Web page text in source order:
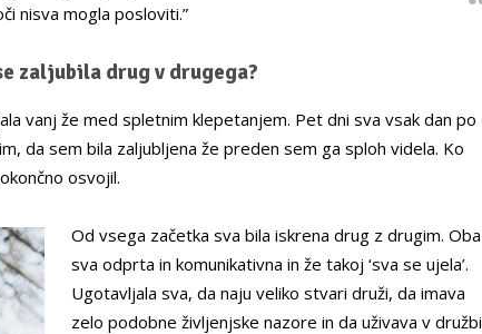
nisva mogla posloviti.”
zaljubila drug v drugega?
vanj že med spletnim klepetanjem. Pet dni sva vsak dan po
da sem bila zaljubljena že preden sem ga sploh videla. Ko
osvojil.
Od vsega začetka sva bila iskrena drug z drugim. Oba
sva odprta in komunikativna in že takoj ‘sva se ujela’.
Ugotavljala sva, da naju veliko stvari druži, da imava
zelo podobne življenjske nazore in da uživava v družbi